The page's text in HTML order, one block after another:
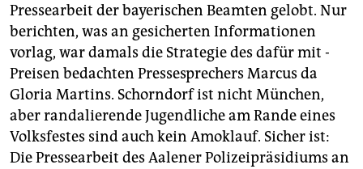
Pressearbeit der baye­rischen Beamten gelobt. Nur
berichten, was an gesicherten Informationen
vorlag, war damals die Strategie des dafür mit ­
Preisen bedachten Pressesprechers Marcus da
Gloria Martins. Schorndorf ist nicht München,
aber randalierende Jugendliche am Rande eines
Volksfestes sind auch kein Amoklauf. Sicher ist:
Die Pressearbeit des Aalener Polizeipräsidiums an